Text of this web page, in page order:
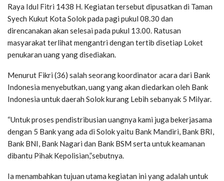
Raya Idul Fitri 1438 H. Kegiatan tersebut dipusatkan di Taman
Syech Kukut Kota Solok pada pagi pukul 08.30 dan
direncanakan akan selesai pada pukul 13.00. Ratusan
masyarakat terlihat mengantri dengan tertib disetiap Loket
penukaran uang yang disediakan.
Menurut Fikri (36) salah seorang koordinator acara dari Bank
Indonesia menyebutkan, uang yang akan diedarkan oleh Bank
Indonesia untuk daerah Solok kurang Lebih sebanyak 5 Milyar.
“Untuk proses pendistribusian uangnya kami juga bekerjasama
dengan 5 Bank yang ada di Solok yaitu Bank Mandiri, Bank BRI,
Bank BNI, Bank Nagari dan Bank BSM serta untuk keamanan
dibantu Pihak Kepolisian,”sebutnya.
Ia menambahkan tujuan utama kegiatan ini yang adalah untuk